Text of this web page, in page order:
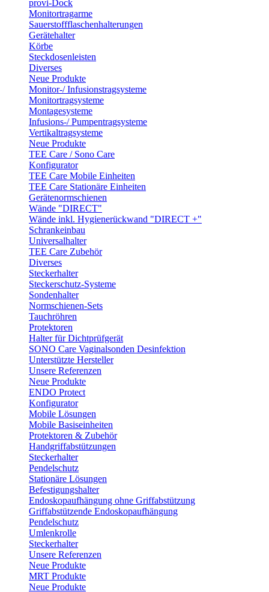
provi-Dock
Monitortragarme
Sauerstoffflaschenhalterungen
Gerätehalter
Körbe
Steckdosenleisten
Diverses
Neue Produkte
Monitor-/ Infusionstragsysteme
Monitortragsysteme
Montagesysteme
Infusions-/ Pumpentragsysteme
Vertikaltragsysteme
Neue Produkte
TEE Care / Sono Care
Konfigurator
TEE Care Mobile Einheiten
TEE Care Stationäre Einheiten
Gerätenormschienen
Wände "DIRECT"
Wände inkl. Hygienerückwand "DIRECT +"
Schrankeinbau
Universalhalter
TEE Care Zubehör
Diverses
Steckerhalter
Steckerschutz-Systeme
Sondenhalter
Normschienen-Sets
Tauchröhren
Protektoren
Halter für Dichtprüfgerät
SONO Care Vaginalsonden Desinfektion
Unterstützte Hersteller
Unsere Referenzen
Neue Produkte
ENDO Protect
Konfigurator
Mobile Lösungen
Mobile Basiseinheiten
Protektoren & Zubehör
Handgriffabstützungen
Steckerhalter
Pendelschutz
Stationäre Lösungen
Befestigungshalter
Endoskopaufhängung ohne Griffabstützung
Griffabstützende Endoskopaufhängung
Pendelschutz
Umlenkrolle
Steckerhalter
Unsere Referenzen
Neue Produkte
MRT Produkte
Neue Produkte